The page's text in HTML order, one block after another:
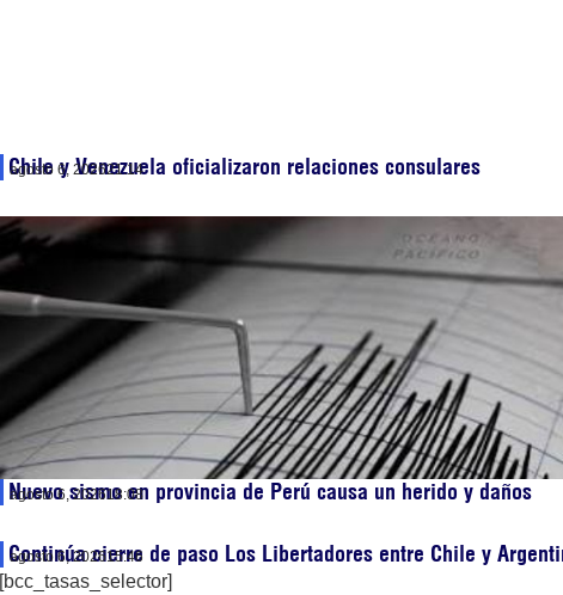
Chile y Venezuela oficializaron relaciones consulares
agosto 6, 202621:14
Nuevo sismo en provincia de Perú causa un herido y daños
agosto 6, 202618:08
Continúa cierre de paso Los Libertadores entre Chile y
agosto 6, 202615:46
[bcc_tasas_selector]